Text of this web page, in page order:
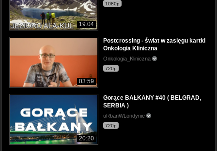
19:04
1080p
03:59
Postcrossing - świat w zasięgu kartki
Onkologia Kliniczna
Onkologia_Kliniczna
720p
20:20
Gorące BAŁKANY #40 ( BELGRAD,
SERBIA )
uRbanWLondynie
720p